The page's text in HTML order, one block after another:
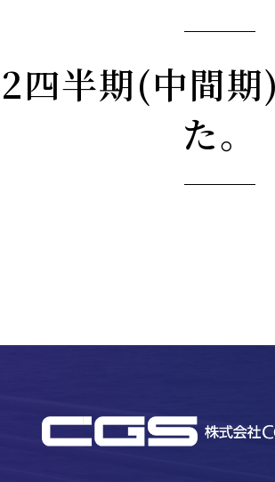
四半期(中間
た。